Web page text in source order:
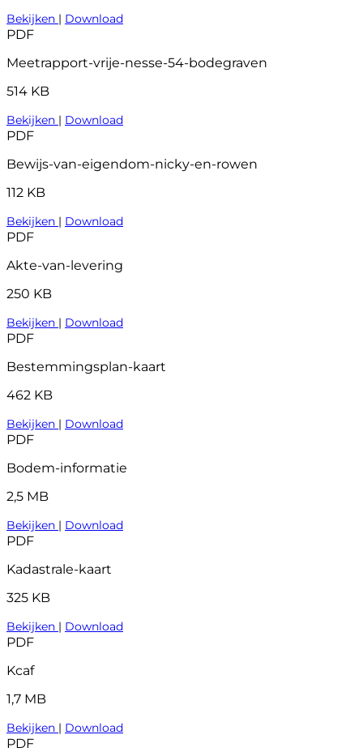
Bekijken | Download
PDF
Meetrapport-vrije-nesse-54-bodegraven
514 KB
Bekijken | Download
PDF
Bewijs-van-eigendom-nicky-en-rowen
112 KB
Bekijken | Download
PDF
Akte-van-levering
250 KB
Bekijken | Download
PDF
Bestemmingsplan-kaart
462 KB
Bekijken | Download
PDF
Bodem-informatie
2,5 MB
Bekijken | Download
PDF
Kadastrale-kaart
325 KB
Bekijken | Download
PDF
Kcaf
1,7 MB
Bekijken | Download
PDF